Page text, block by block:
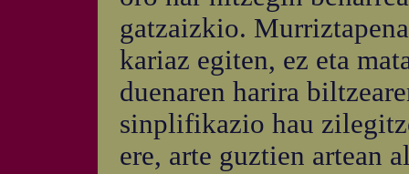
gatzaizkio.
kariaz egiten, ez eta
duenaren harira
sinplifikazio hau
ere, arte guztien artean